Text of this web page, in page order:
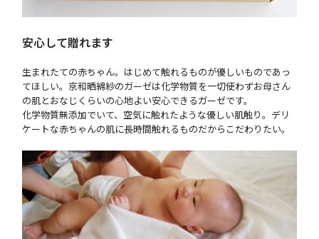
安心して贈れます
生まれたての赤ちゃん。はじめて触れるものが優しいものであっ
てほしい。京和晒綿紗のガーゼは化学物質を一切使わずお母さん
の肌とおなじくらいの心地よい安心できるガーゼです。
化学物質無添加でいて、空気に触れたような優しい肌触り。デリ
ケートな赤ちゃんの肌に長時間触れるものだからこだわりたい。